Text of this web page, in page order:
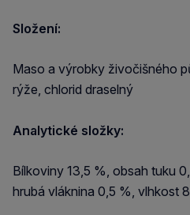
Složení:
Maso a výrobky živočišného
rýže, chlorid draselný
Analytické složky:
Bílkoviny 13,5 %, obsah tuku
hrubá vláknina 0,5 %, vlhkost